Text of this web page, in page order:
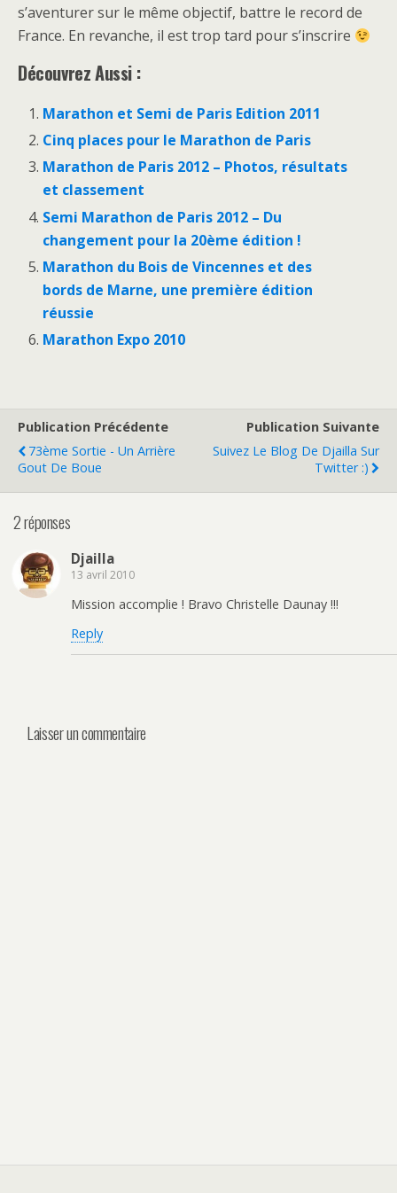
s’aventurer sur le même objectif, battre le record de
France. En revanche, il est trop tard pour s’inscrire
Découvrez Aussi :
Marathon et Semi de Paris Edition 2011
Cinq places pour le Marathon de Paris
Marathon de Paris 2012 – Photos, résultats
et classement
Semi Marathon de Paris 2012 – Du
changement pour la 20ème édition !
Marathon du Bois de Vincennes et des
bords de Marne, une première édition
réussie
Marathon Expo 2010
Publication Précédente
73ème Sortie - Un Arrière
Gout De Boue
Publication Suivante
Suivez Le Blog De Djailla Sur
Twitter :)
2 réponses
Djailla
13 avril 2010
Mission accomplie ! Bravo Christelle Daunay !!!
Reply
Laisser un commentaire